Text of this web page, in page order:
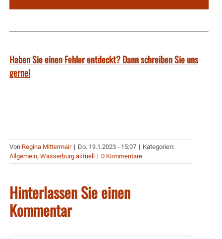
Haben Sie einen Fehler entdeckt? Dann schreiben Sie uns
gerne!
Von Regina Mittermair | Do. 19.1.2023 - 15:07 | Kategorien:
Allgemein, Wasserburg aktuell | 0 Kommentare
Hinterlassen Sie einen
Kommentar